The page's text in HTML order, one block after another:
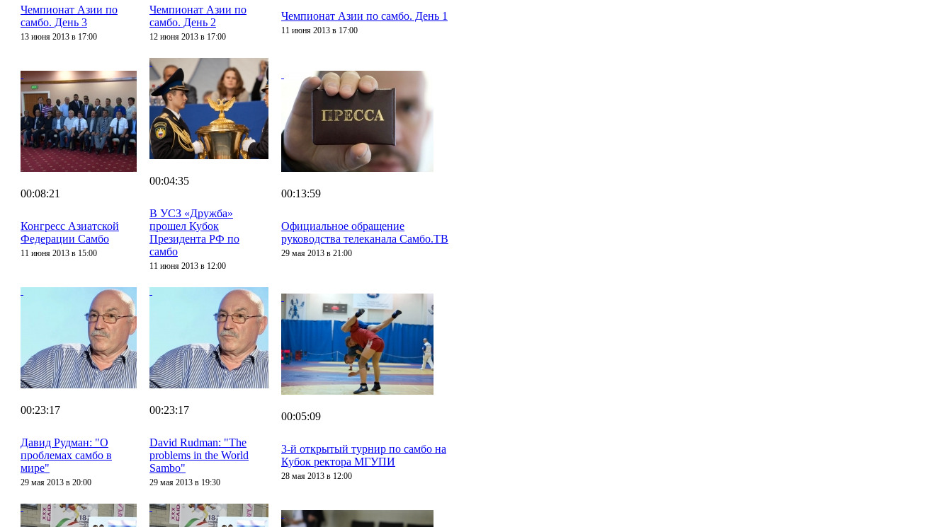
Чемпионат Азии по
самбо. День 3
13 июня 2013 в 17:00
Чемпионат Азии по
самбо. День 2
12 июня 2013 в 17:00
Чемпионат Азии по самбо. День 1
11 июня 2013 в 17:00
00:08:21
Конгресс Азиатской
Федерации Самбо
11 июня 2013 в 15:00
00:04:35
В УСЗ «Дружба»
прошел Кубок
Президента РФ по
самбо
11 июня 2013 в 12:00
00:13:59
Официальное обращение
руководства телеканала Самбо.ТВ
29 мая 2013 в 21:00
00:23:17
Давид Рудман: "О
проблемах самбо в
мире"
29 мая 2013 в 20:00
00:23:17
David Rudman: "The
problems in the World
Sambo"
29 мая 2013 в 19:30
00:05:09
3-й открытый турнир по самбо на
Кубок ректора МГУПИ
28 мая 2013 в 12:00